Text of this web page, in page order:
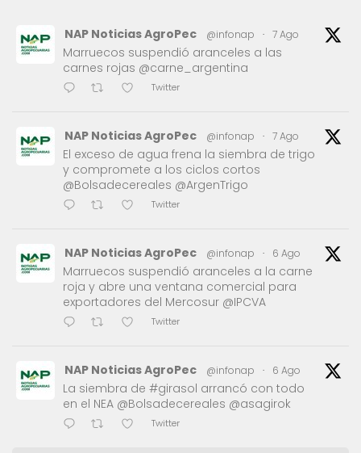
NAP Noticias AgroPec @infonap · 7 Ago
Marruecos suspendió aranceles a las
carnes rojas @carne_argentina
Twitter
NAP Noticias AgroPec @infonap · 7 Ago
El exceso de agua frena la siembra de trigo
y compromete a los ciclos cortos
@Bolsadecereales @ArgenTrigo
Twitter
NAP Noticias AgroPec @infonap · 6 Ago
Marruecos suspendió aranceles a la carne
roja y abre una ventana comercial para
exportadores del Mercosur @IPCVA
Twitter
NAP Noticias AgroPec @infonap · 6 Ago
La siembra de #girasol arrancó con todo
en el NEA @Bolsadecereales @asagirok
Twitter